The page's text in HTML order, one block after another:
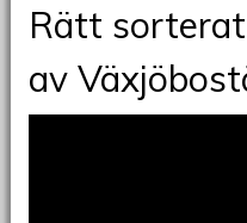
Rätt
av